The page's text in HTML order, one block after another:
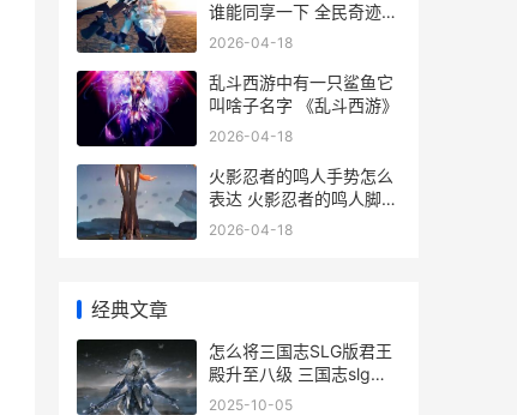
谁能同享一下 全民奇迹2
法魔剑士技能介绍及使用
2026-04-18
乱斗西游中有一只鲨鱼它
叫啥子名字 《乱斗西游》
2026-04-18
火影忍者的鸣人手势怎么
表达 火影忍者的鸣人脚臭
吗
2026-04-18
经典文章
怎么将三国志SLG版君王
殿升至八级 三国志slg手
游
2025-10-05